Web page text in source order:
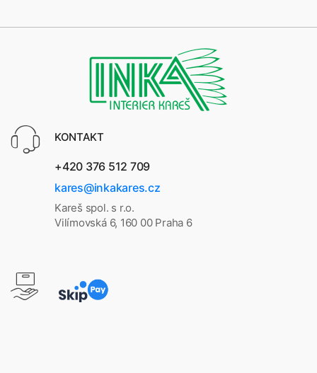
KONTAKT
+420 376 512 709
kares@inkakares.cz
Kareš spol. s r.o.
Vilímovská 6, 160 00 Praha 6